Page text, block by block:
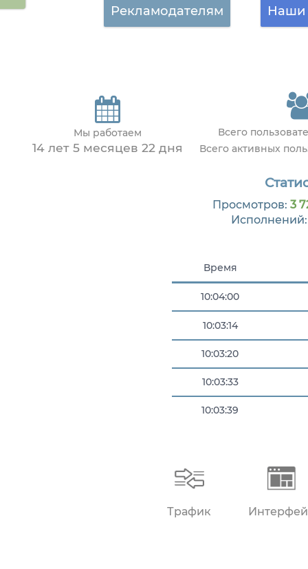
Рекламодателям Наши
Мы работаем
14 лет 5 месяцев 22 дня
Всего
Всего активных
Просмотров: 3
Время
10:04:00
10:03:14
10:03:20
10:03:33
10:03:39
Трафик